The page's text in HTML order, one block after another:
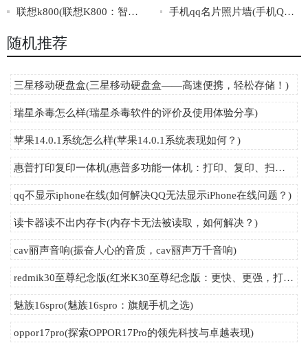
联想k800(联想K800：智能手机中的黑马)
手机qq名片照片墙(手机QQ头像墙：秀出你的个性照片)
随机推荐
三星移动硬盘盒(三星移动硬盘盒——高速便携，轻松存储！)
瑞星杀毒怎么样(瑞星杀毒软件的评价及使用体验分享)
苹果14.0.1系统怎么样(苹果14.0.1系统表现如何？)
惠普打印复印一体机(惠普多功能一体机：打印、复印、扫描三合一)
qq不显示iphone在线(如何解决QQ无法显示iPhone在线问题？)
读卡器读不出内存卡(内存卡无法被读取，如何解决？)
cav丽声音响(振奋人心的音质，cav丽声万千音响)
redmik30至尊纪念版(红米K30至尊纪念版：更快、更强，打造极致使用体验！)
魅族16spro(魅族16spro：旗舰手机之选)
oppor17pro(探索OPPOR17Pro的领先科技与卓越表现)